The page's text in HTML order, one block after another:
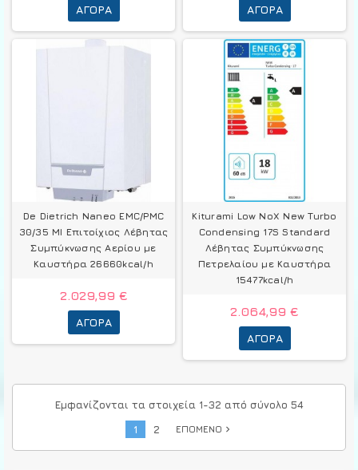
ΑΓΟΡΆ ΑΓΟΡΆ
De Dietrich Naneo EMC/PMC
30/35 MI Επιτοίχιος Λέβητας
Συμπύκνωσης Αερίου με
Καυστήρα 26660kcal/h
2.029,99 €
ΑΓΟΡΆ
Kiturami Low NoX New Turbo
Condensing 17S Standard
Λέβητας Συμπύκνωσης
Πετρελαίου με Καυστήρα
15477kcal/h
2.064,99 €
ΑΓΟΡΆ
Εμφανίζονται τα στοιχεία 1-32 από σύνολο 54
1
2 ΕΠΌΜΕΝΟ navigate_next